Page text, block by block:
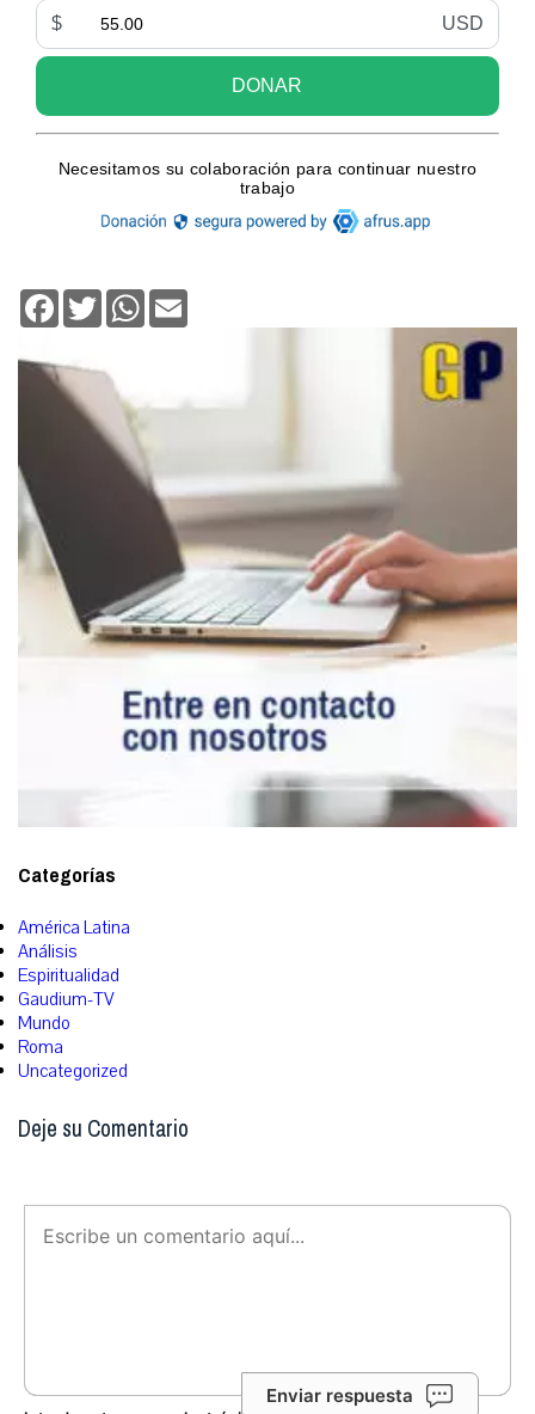
Facebook
TwitterWhatsApp
Categorías
América Latina
Análisis
Espiritualidad
Gaudium-TV
Mundo
Roma
Uncategorized
Deje su Comentario
Enviar respuesta